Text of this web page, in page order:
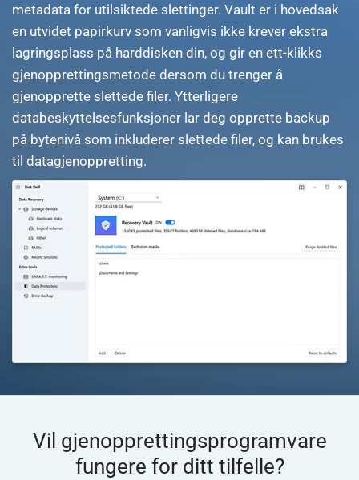
metadata for utilsiktede slettinger. Vault er i hovedsak
en utvidet papirkurv som vanligvis ikke krever ekstra
lagringsplass på harddisken din, og gir en ett-klikks
gjenopprettingsmetode dersom du trenger å
gjenopprette slettede filer. Ytterligere
databeskyttelsesfunksjoner lar deg opprette backup
på bytenivå som inkluderer slettede filer, og kan brukes
til datagjenoppretting.
Vil gjenopprettingsprogramvare
fungere for ditt tilfelle?